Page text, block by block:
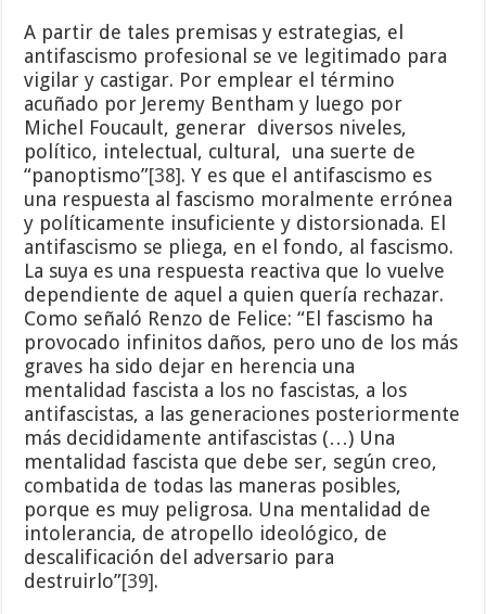
A partir de tales premisas y estrategias, el
antifascismo profesional se ve legitimado para
vigilar y castigar. Por emplear el término
acuñado por Jeremy Bentham y luego por
Michel Foucault, generar diversos niveles,
político, intelectual, cultural, una suerte de
“panoptismo”[38]. Y es que el antifascismo es
una respuesta al fascismo moralmente errónea
y políticamente insuficiente y distorsionada. El
antifascismo se pliega, en el fondo, al fascismo.
La suya es una respuesta reactiva que lo vuelve
dependiente de aquel a quien quería rechazar.
Como señaló Renzo de Felice: “El fascismo ha
provocado infinitos daños, pero uno de los más
graves ha sido dejar en herencia una
mentalidad fascista a los no fascistas, a los
antifascistas, a las generaciones posteriormente
más decididamente antifascistas (…) Una
mentalidad fascista que debe ser, según creo,
combatida de todas las maneras posibles,
porque es muy peligrosa. Una mentalidad de
intolerancia, de atropello ideológico, de
descalificación del adversario para
destruirlo”[39].